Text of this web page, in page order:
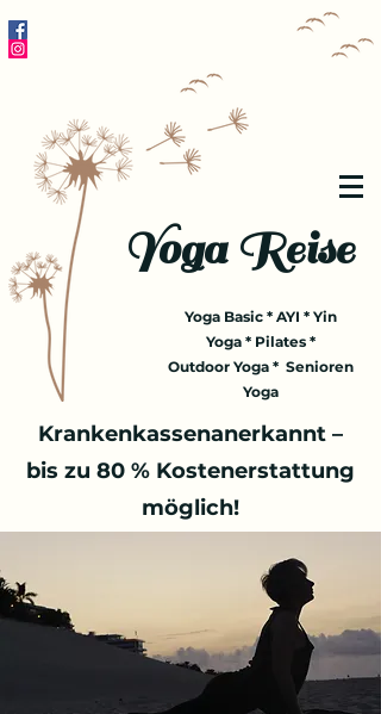
Yoga Reise
Yoga Basic * AYI * Yin
Yoga * Pilates *
Outdoor Yoga * Senioren
Yoga
Krankenkassenanerkannt –
bis zu 80 % Kostenerstattung
möglich!